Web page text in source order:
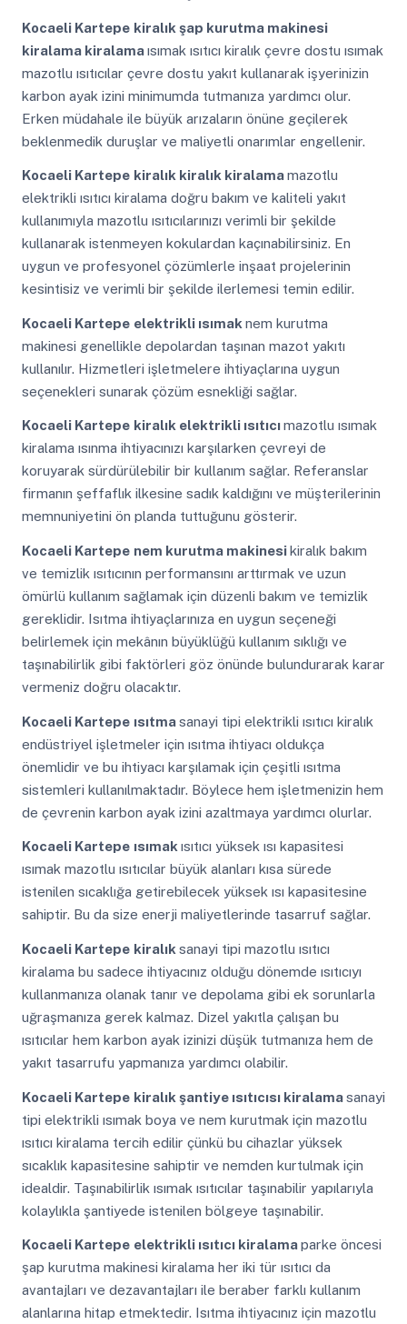
Kocaeli Kartepe kiralık şap kurutma makinesi
kiralama kiralamaısımak ısıtıcı kiralık çevre dostu ısımak
mazotlu ısıtıcılar çevre dostu yakıt kullanarak işyerinizin
karbon ayak izini minimumda tutmanıza yardımcı olur.
Erken müdahale ile büyük arızaların önüne geçilerek
beklenmedik duruşlar ve maliyetli onarımlar engellenir.
Kocaeli Kartepe kiralık kiralık kiralamamazotlu
elektrikli ısıtıcı kiralama doğru bakım ve kaliteli yakıt
kullanımıyla mazotlu ısıtıcılarınızı verimli bir şekilde
kullanarak istenmeyen kokulardan kaçınabilirsiniz. En
uygun ve profesyonel çözümlerle inşaat projelerinin
kesintisiz ve verimli bir şekilde ilerlemesi temin edilir.
Kocaeli Kartepe elektrikli ısımak nem kurutma
makinesi genellikle depolardan taşınan mazot yakıtı
kullanılır. Hizmetleri işletmelere ihtiyaçlarına uygun
seçenekleri sunarak çözüm esnekliği sağlar.
Kocaeli Kartepe kiralık elektrikli ısıtıcımazotlu ısımak
kiralama ısınma ihtiyacınızı karşılarken çevreyi de
koruyarak sürdürülebilir bir kullanım sağlar. Referanslar
firmanın şeffaflık ilkesine sadık kaldığını ve müşterilerinin
memnuniyetini ön planda tuttuğunu gösterir.
Kocaeli Kartepe nem kurutma makinesikiralık bakım
ve temizlik ısıtıcının performansını arttırmak ve uzun
ömürlü kullanım sağlamak için düzenli bakım ve temizlik
gereklidir. Isıtma ihtiyaçlarınıza en uygun seçeneği
belirlemek için mekânın büyüklüğü kullanım sıklığı ve
taşınabilirlik gibi faktörleri göz önünde bulundurarak karar
vermeniz doğru olacaktır.
Kocaeli Kartepe ısıtmasanayi tipi elektrikli ısıtıcı kiralık
endüstriyel işletmeler için ısıtma ihtiyacı oldukça
önemlidir ve bu ihtiyacı karşılamak için çeşitli ısıtma
sistemleri kullanılmaktadır. Böylece hem işletmenizin hem
de çevrenin karbon ayak izini azaltmaya yardımcı olurlar.
Kocaeli Kartepe ısımak ısıtıcı yüksek ısı kapasitesi
ısımak mazotlu ısıtıcılar büyük alanları kısa sürede
istenilen sıcaklığa getirebilecek yüksek ısı kapasitesine
sahiptir. Bu da size enerji maliyetlerinde tasarruf sağlar.
Kocaeli Kartepe kiralık sanayi tipi mazotlu ısıtıcı
kiralama bu sadece ihtiyacınız olduğu dönemde ısıtıcıyı
kullanmanıza olanak tanır ve depolama gibi ek sorunlarla
uğraşmanıza gerek kalmaz. Dizel yakıtla çalışan bu
ısıtıcılar hem karbon ayak izinizi düşük tutmanıza hem de
yakıt tasarrufu yapmanıza yardımcı olabilir.
Kocaeli Kartepe kiralık şantiye ısıtıcısı kiralamasanayi
tipi elektrikli ısımak boya ve nem kurutmak için mazotlu
ısıtıcı kiralama tercih edilir çünkü bu cihazlar yüksek
sıcaklık kapasitesine sahiptir ve nemden kurtulmak için
idealdir. Taşınabilirlik ısımak ısıtıcılar taşınabilir yapılarıyla
kolaylıkla şantiyede istenilen bölgeye taşınabilir.
Kocaeli Kartepe elektrikli ısıtıcı kiralamaparke öncesi
şap kurutma makinesi kiralama her iki tür ısıtıcı da
avantajları ve dezavantajları ile beraber farklı kullanım
alanlarına hitap etmektedir. Isıtma ihtiyacınız için mazotlu